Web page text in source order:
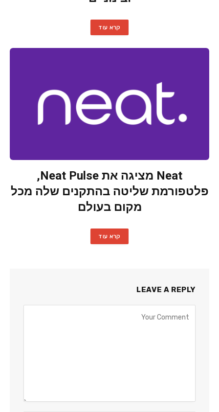
קרא עוד
Neat מציגה את Neat Pulse,
פלטפורמת שליטה בהתקנים שלה מכל
מקום בעולם
קרא עוד
LEAVE A REPLY